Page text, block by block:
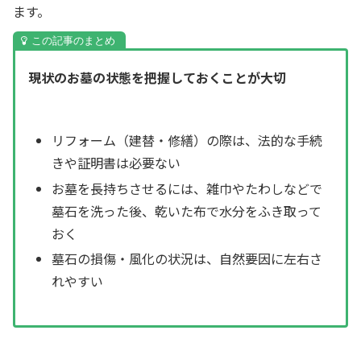
ます。
現状のお墓の状態を把握しておくことが大切
リフォーム（建替・修繕）の際は、法的な手続
きや証明書は必要ない
お墓を長持ちさせるには、雑巾やたわしなどで
墓石を洗った後、乾いた布で水分をふき取って
おく
墓石の損傷・風化の状況は、自然要因に左右さ
れやすい